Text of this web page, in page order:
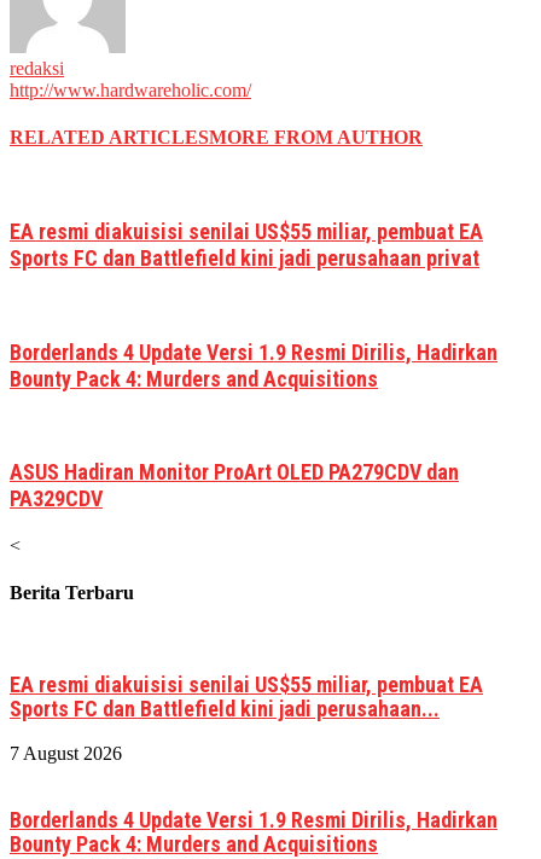
redaksi
http://www.hardwareholic.com/
RELATED ARTICLESMORE FROM AUTHOR
EA resmi diakuisisi senilai US$55 miliar, pembuat EA
Sports FC dan Battlefield kini jadi perusahaan privat
Borderlands 4 Update Versi 1.9 Resmi Dirilis, Hadirkan
Bounty Pack 4: Murders and Acquisitions
ASUS Hadiran Monitor ProArt OLED PA279CDV dan
PA329CDV
<
Berita Terbaru
EA resmi diakuisisi senilai US$55 miliar, pembuat EA
Sports FC dan Battlefield kini jadi perusahaan...
7 August 2026
Borderlands 4 Update Versi 1.9 Resmi Dirilis, Hadirkan
Bounty Pack 4: Murders and Acquisitions